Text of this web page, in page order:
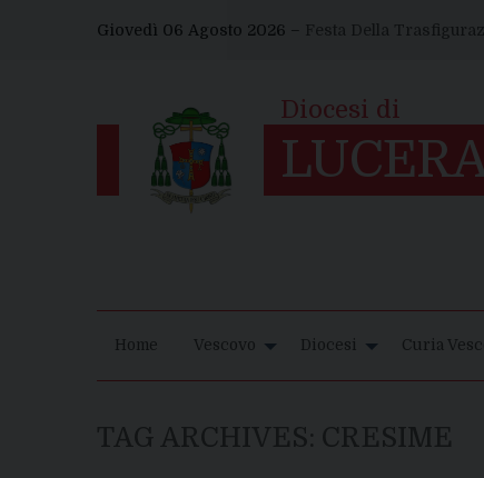
Giovedì 06 Agosto 2026 – Festa Della
Home Vescovo Diocesi Curia